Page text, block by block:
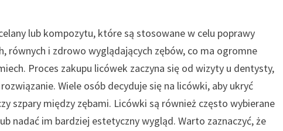
lub kompozytu, które są stosowane w celu poprawy
równych i zdrowo wyglądających zębów, co ma ogromne
Proces zakupu licówek zaczyna się od wizyty u dentysty,
Wiele osób decyduje się na licówki, aby ukryć
szpary między zębami. Licówki są również często wybierane
nadać im bardziej estetyczny wygląd. Warto zaznaczyć, że